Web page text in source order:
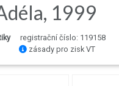
1999
registrační číslo: 119158
zásady pro zisk VT